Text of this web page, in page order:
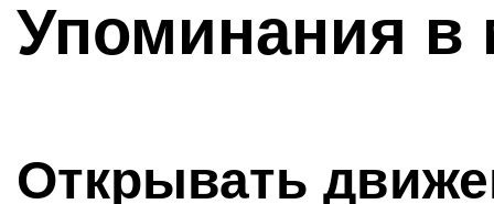
Упоминания в
Открывать